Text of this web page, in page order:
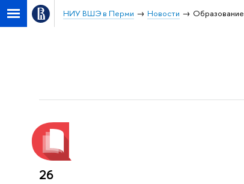
НИУ ВШЭ в Перми Новости Образование
26